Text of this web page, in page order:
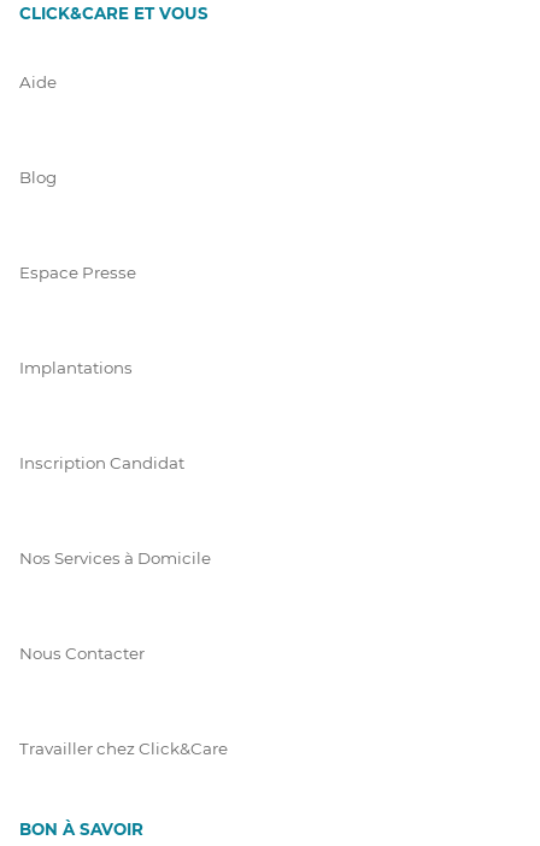
CLICK&CARE ET VOUS
Aide
Blog
Espace Presse
Implantations
Inscription Candidat
Nos Services à Domicile
Nous Contacter
Travailler chez Click&Care
BON À SAVOIR